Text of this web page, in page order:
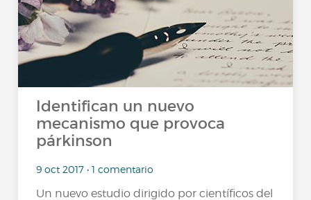
Identifican un nuevo
mecanismo que provoca
párkinson
9 oct 2017 • 1 comentario
Un nuevo estudio dirigido por científicos del